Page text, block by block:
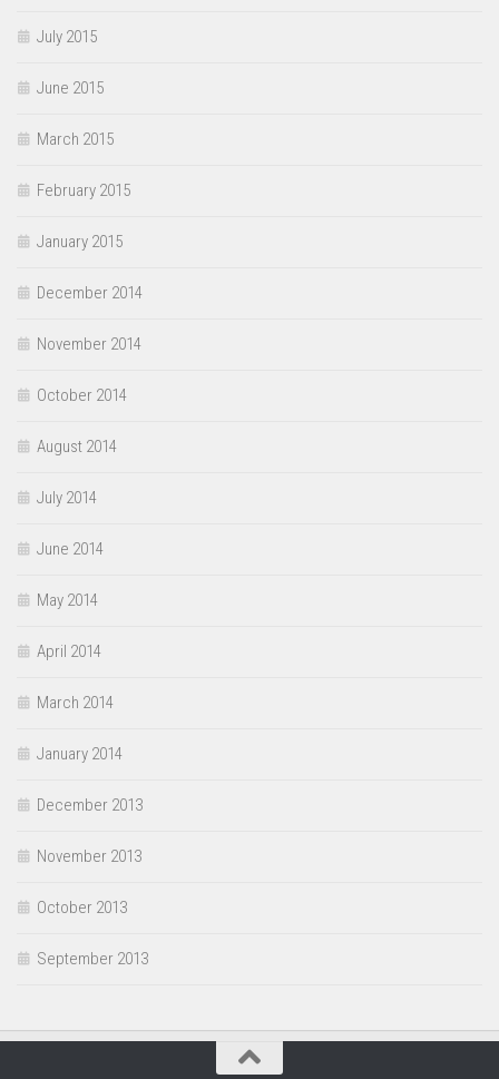
July 2015
June 2015
March 2015
February 2015
January 2015
December 2014
November 2014
October 2014
August 2014
July 2014
June 2014
May 2014
April 2014
March 2014
January 2014
December 2013
November 2013
October 2013
September 2013